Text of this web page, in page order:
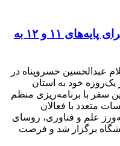
مصوبه تاثیر قطعی معدل برای پایه‌های ۱۱ و ۱۲ به
عبدالحسین خسروپناه در
یک‌روزه خود به استان
سفر با برنامه‌ریزی منظم
متعدد با فعالان
علم و فناوری، روسای
برگزار شد و فرصت